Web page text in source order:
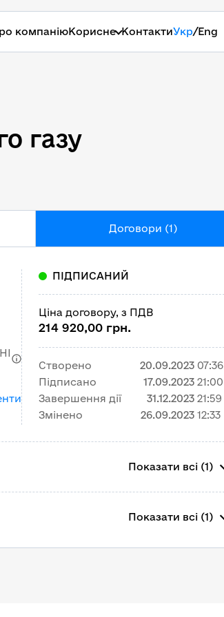
компаніюКорисне КонтактиУкр/Eng
газу
газу
Договори (1)
ПІДПИСАНИЙ
Ціна договору, з ПДВ
214 920,00 грн.
Створено 20.09.2023 07:36
Підписано
17.09.2023 21:00
Завершення дії
31.12.2023 21:59
Змінено
26.09.2023 12:33
Показати всі (1)
Показати всі (1)